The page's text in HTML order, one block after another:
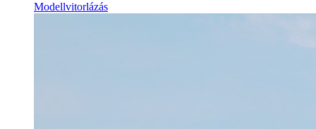
Modellvitorlázás